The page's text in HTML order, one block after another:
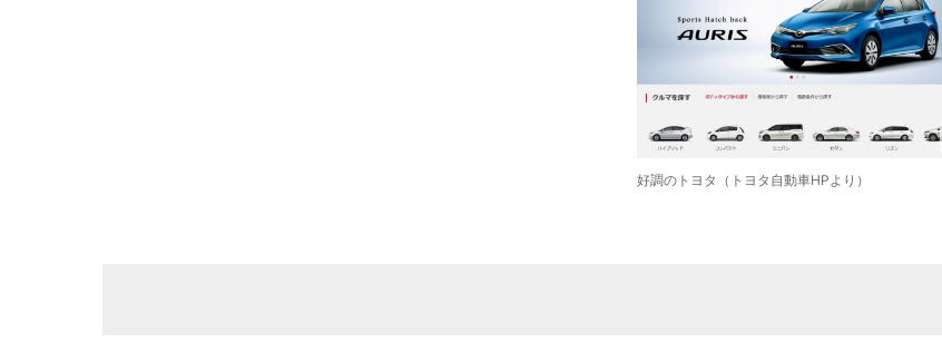
好調のトヨタ（トヨタ自動車HPより）